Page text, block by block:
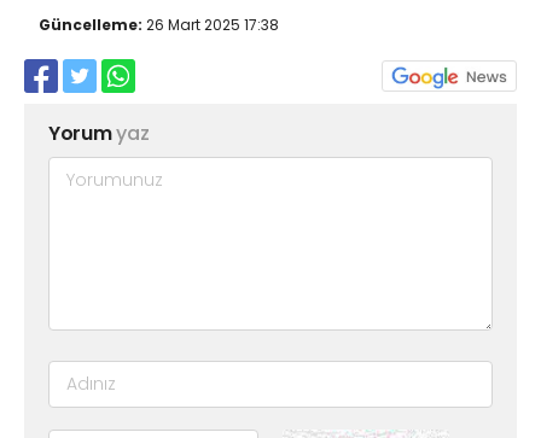
Güncelleme: 26 Mart 2025 17:38
Yorumyaz